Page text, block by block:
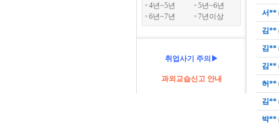
4년~5년
5년~6년
6년~7년
7년이상
취업사기 주의▶
과외교습신고 안내
서**
김**
김**
김**
허**
김**
박**